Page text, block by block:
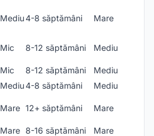
Mediu4-8 săptămâni Mare
Mic 8-12 săptămâni Mediu
Mic 8-12 săptămâni
Mediu
Mediu4-8 săptămâni
Mediu
Mare 12+ săptămâni Mare
Mare 8-16 săptămâni
Mare